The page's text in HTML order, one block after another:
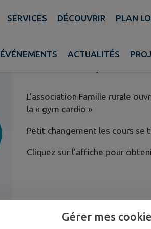
SERVICES DÉCOUVRIR PLAN
ÉVÉNEMENTS ACTUALITÉS
TONIQUE !
L’association Famille rurale
la « gym cardio »
Petit changement les cours se
Cliquez sur l'affiche pour
Gérer mes